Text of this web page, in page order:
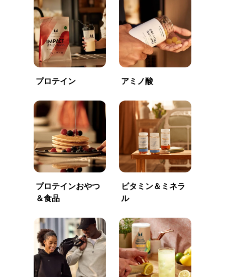
プロテイン アミノ酸
プロテインおやつ
＆食品
ビタミン＆ミネラ
ル